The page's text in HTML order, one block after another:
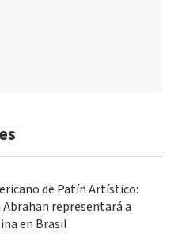
de Patín Artístico:
representará a
en Brasil